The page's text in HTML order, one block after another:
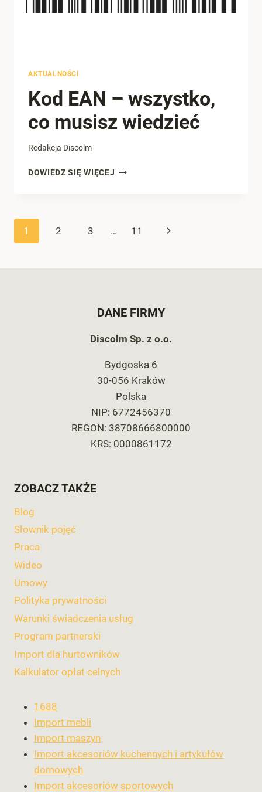
AKTUALNOŚCI
Kod EAN – wszystko,
co musisz wiedzieć
Redakcja Discolm
DOWIEDZ SIĘ WIĘCEJ KOD
MUSISZ
Nawigacja
1 2 3 … 11
Następna
DANE FIRMY
Discolm Sp. z o.o.
Bydgoska 6
30-056 Kraków
Polska
NIP: 6772456370
REGON: 38708666800000
KRS: 0000861172
ZOBACZ TAKŻE
Blog
Słownik pojęć
Praca
Wideo
Umowy
Polityka prywatności
Warunki świadczenia usług
Program partnerski
Import dla hurtowników
Kalkulator opłat celnych
1688
Import mebli
Import maszyn
Import akcesoriów kuchennych i artykułów
domowych
Import akcesoriów sportowych